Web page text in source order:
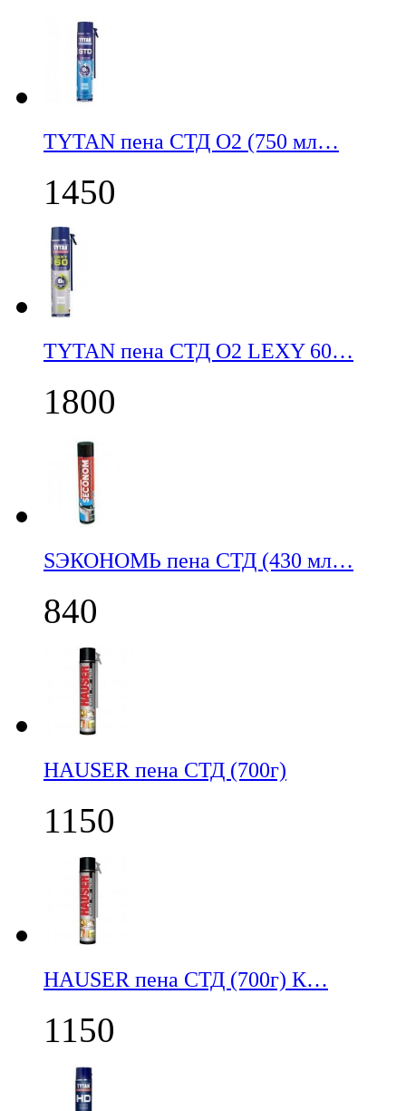
TYTAN пена СТД О2 (750 мл…
1450
TYTAN пена СТД О2 LEXY 60…
1800
SЭКОНОМЬ пена СТД (430 мл…
840
НАUSER пена СТД (700г)
1150
НАUSER пена СТД (700г) К…
1150